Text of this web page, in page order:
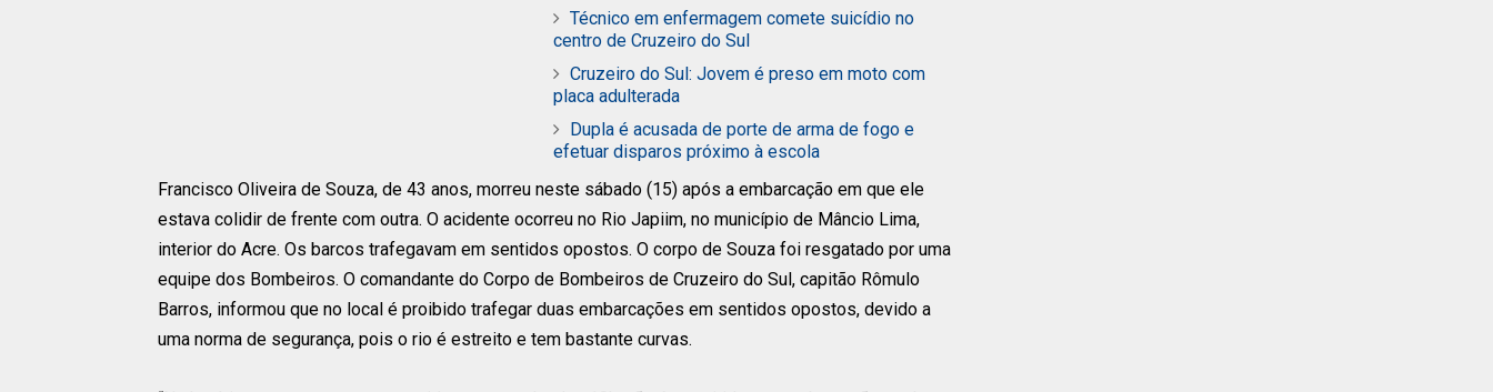
Técnico em enfermagem comete suicídio no
centro de Cruzeiro do Sul
Cruzeiro do Sul: Jovem é preso em moto com
placa adulterada
Dupla é acusada de porte de arma de fogo e
efetuar disparos próximo à escola
Francisco Oliveira de Souza, de 43 anos, morreu neste sábado (15) após a embarcação em que ele
estava colidir de frente com outra. O acidente ocorreu no Rio Japiim, no município de Mâncio Lima,
interior do Acre. Os barcos trafegavam em sentidos opostos. O corpo de Souza foi resgatado por uma
equipe dos Bombeiros. O comandante do Corpo de Bombeiros de Cruzeiro do Sul, capitão Rômulo
Barros, informou que no local é proibido trafegar duas embarcações em sentidos opostos, devido a
uma norma de segurança, pois o rio é estreito e tem bastante curvas.